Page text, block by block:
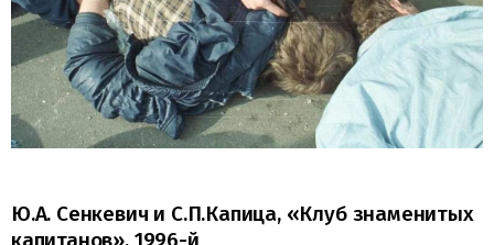
Ю.А. Сенкевич и С.П.Капица, «Клуб знаменитых
капитанов», 1996-й